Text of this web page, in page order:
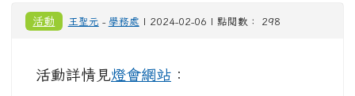
活動 王聖元 - 學務處 | 2024-02-06 | 點閱數： 298
活動詳情見燈會網站 ：